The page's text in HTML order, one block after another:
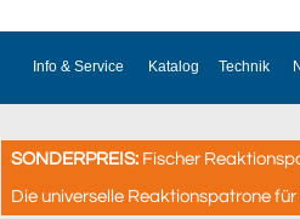
Info & Service Katalog Technik
SONDERPREIS: Fischer
Die universelle Reaktionspatrone für